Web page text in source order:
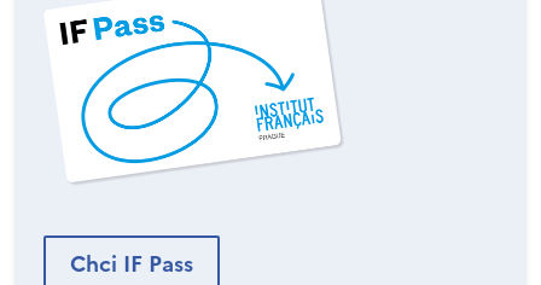
Chci IF Pass